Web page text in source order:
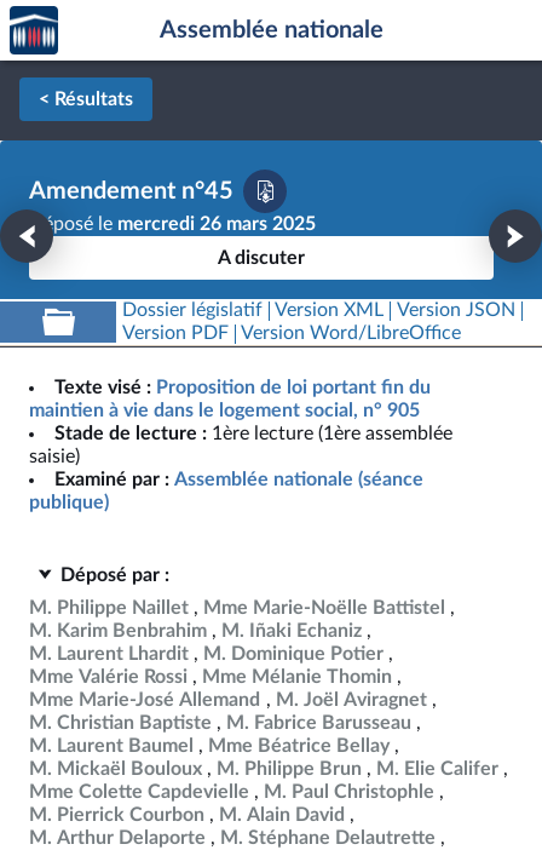
Aller au contenu
Aller en bas de la page
Accèder
à la
page
d'accueil
Assemblée nationale
< Résultats
Amendement n°45
Déposé le mercredi 26 mars 2025
A discuter
Dossier législatif Version XML
Version JSON
Version PDF
Version Word/LibreOffice
Texte visé : Proposition de loi portant fin du
maintien à vie dans le logement social, n° 905
Stade de lecture : 1ère lecture (1ère assemblée
saisie)
Examiné par : Assemblée nationale (séance
publique)
Déposé par :
M. Philippe Naillet
Mme Marie-Noëlle Battistel
M. Karim Benbrahim
M. Iñaki Echaniz
M. Laurent Lhardit
M. Dominique Potier
Mme Valérie Rossi
Mme Mélanie Thomin
Mme Marie-José Allemand
M. Joël Aviragnet
M. Christian Baptiste
M. Fabrice Barusseau
M. Laurent Baumel
Mme Béatrice Bellay
M. Mickaël Bouloux
M. Philippe Brun
M. Elie Califer
Mme Colette Capdevielle
M. Paul Christophle
M. Pierrick Courbon
M. Alain David
M. Arthur Delaporte
M. Stéphane Delautrette